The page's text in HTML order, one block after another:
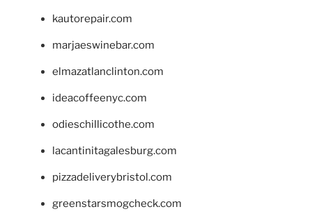
kautorepair.com
marjaeswinebar.com
elmazatlanclinton.com
ideacoffeenyc.com
odieschillicothe.com
lacantinitagalesburg.com
pizzadeliverybristol.com
greenstarsmogcheck.com